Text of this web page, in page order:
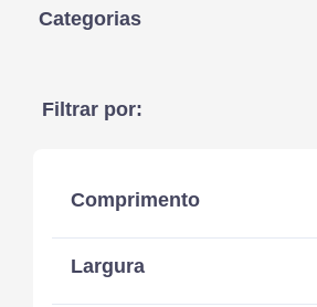
Categorias
Tampos (9)
Filtrar por:
Comprimento
430 mm
Largura